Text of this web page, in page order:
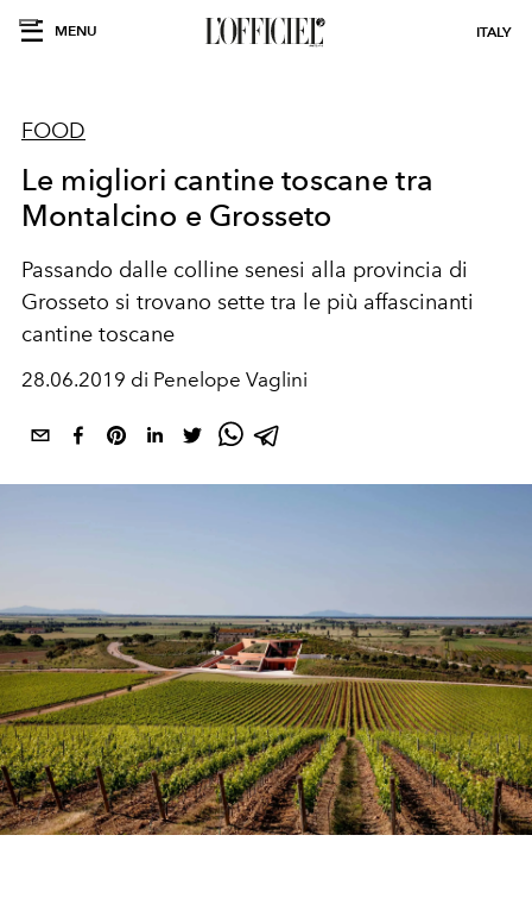
MENU ITALY
FOOD
Le migliori cantine toscane tra
Montalcino e Grosseto
Passando dalle colline senesi alla provincia di
Grosseto si trovano sette tra le più affascinanti
cantine toscane
28.06.2019 di Penelope Vaglini